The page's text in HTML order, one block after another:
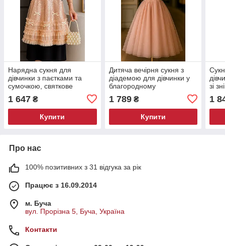
Нарядна сукня для
дівчинки з паєтками та
сумочкою, святкове
(RB21)
1 647 ₴
Купити
Дитяча вечірня сукня з
діадемою для дівчинки у
благородному
(RB12)
1 789₴
Купити
зі
1
Про нас
100% позитивних з 31 відгука за рік
Працює з 16.09.2014
м. Буча
вул. Прорізна 5, Буча, Україна
Контакти